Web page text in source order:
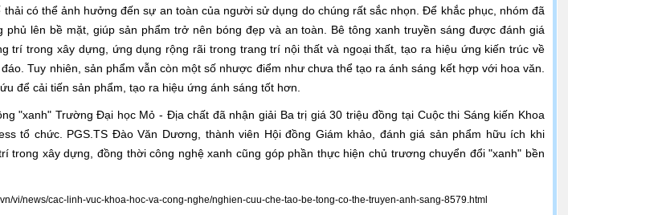
có thể ảnh hưởng đến sự an toàn của người sử dụng do chúng rất sắc nhọn. Để khắc phục, nhóm đã
phủ lên bề mặt, giúp sản phẩm trở nên bóng đẹp và an toàn. Bê tông xanh truyền sáng được đánh giá
trí trong xây dựng, ứng dụng rộng rãi trong trang trí nội thất và ngoại thất, tạo ra hiệu ứng kiến trúc về
Tuy nhiên, sản phẩm vẫn còn một số nhược điểm như chưa thể tạo ra ánh sáng kết hợp với hoa văn.
để cải tiến sản phẩm, tạo ra hiệu ứng ánh sáng tốt hơn.
"xanh" Trường Đại học Mỏ - Địa chất đã nhận giải Ba trị giá 30 triệu đồng tại Cuộc thi Sáng kiến Khoa
tổ chức. PGS.TS Đào Văn Dương, thành viên Hội đồng Giám khảo, đánh giá sản phẩm hữu ích khi
trong xây dựng, đồng thời công nghệ xanh cũng góp phần thực hiện chủ trương chuyển đổi "xanh" bền
vi/news/cac-linh-vuc-khoa-hoc-va-cong-nghe/nghien-cuu-che-tao-be-tong-co-the-truyen-anh-sang-8579.html